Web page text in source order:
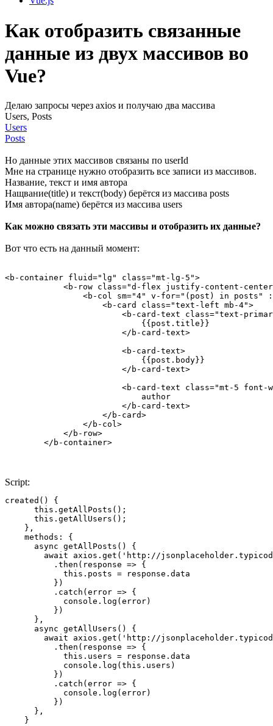
Как отобразить связанные
данные из двух массивов во
Vue?
Делаю запросы через axios и получаю два массива
Users, Posts
Users
Posts
Но данные этих массивов связаны по userId
Мне на странице нужно отобразить все записи из массивов.
Название, текст и имя автора
Нащвание(title) и текст(body) берётся из массива posts
Имя автора(name) берётся из массива users
Как можно связать эти массивы и отобразить их данные?
Вот что есть на данный момент:
<b-container fluid="lg" class="mt-lg-5">
<b-row class="d-flex justify-content-
<b-col sm="4" v-for="(post) in posts"
                    <b-card class="text-left mb-4">
<b-card-text class="text-
                            {{post.title}}
                        </b-card-text>
                        <b-card-text>
                            {{post.body}}
                        </b-card-text>
<b-card-text class="mt-5 font-
                            author
                        </b-card-text>
                    </b-card>
                </b-col>
            </b-row>
        </b-container>
Script:
created() {
      this.getAllPosts();
      this.getAllUsers();
    },
    methods: {
      async getAllPosts() {
await axios.get('http://
          .then(response => {
            this.posts = response.data
          })
          .catch(error => {
            console.log(error)
          })
      },
      async getAllUsers() {
await axios.get('http://
          .then(response => {
            this.users = response.data
            console.log(this.users)
          })
          .catch(error => {
            console.log(error)
          })
      },
    }